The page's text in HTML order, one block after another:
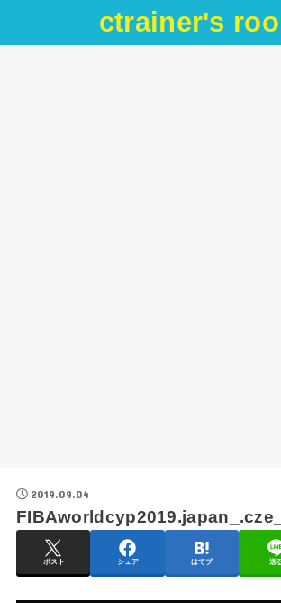
ctrainer's
2019.09.04
FIBAworldcyp2019.japan_.cze_
ポスト シェア はてブ 送